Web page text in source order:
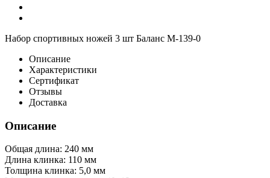
Набор спортивных ножей 3 шт Баланс M-139-0
Описание
Характеристики
Сертификат
Отзывы
Доставка
Описание
Общая длина: 240 мм
Длина клинка: 110 мм
Толщина клинка: 5,0 мм